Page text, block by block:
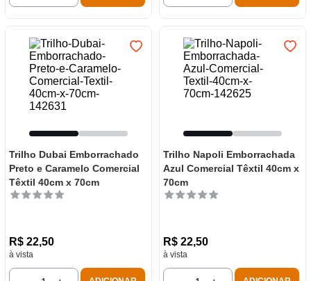
Trilho Dubai Emborrachado
Preto e Caramelo Comercial
Têxtil 40cm x 70cm
R$ 22,50
à vista
Trilho Napoli Emborrachada
Azul Comercial Têxtil 40cm x
70cm
R$ 22,50
à vista